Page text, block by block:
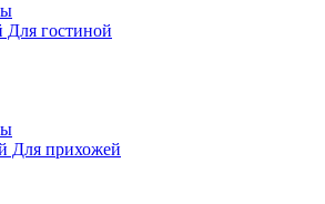
Для гостиной
Для прихожей